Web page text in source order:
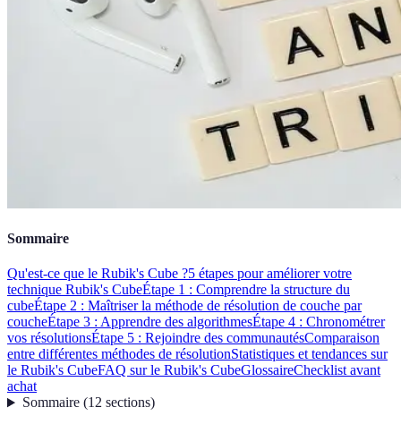
Sommaire
Qu'est-ce que le Rubik's Cube ?5 étapes pour améliorer votre
technique Rubik's CubeÉtape 1 : Comprendre la structure du
cubeÉtape 2 : Maîtriser la méthode de résolution de couche par
coucheÉtape 3 : Apprendre des algorithmesÉtape 4 : Chronométrer
vos résolutionsÉtape 5 : Rejoindre des communautésComparaison
entre différentes méthodes de résolutionStatistiques et tendances sur
le Rubik's CubeFAQ sur le Rubik's CubeGlossaireChecklist avant
achat
Sommaire(12 sections)